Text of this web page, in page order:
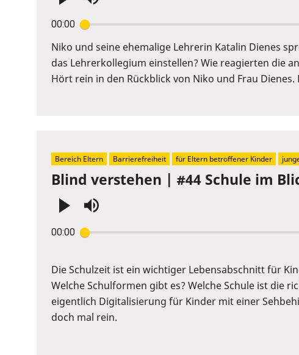
00:00
Enter
or
Space
to
Niko und seine ehemalige Lehrerin Katalin Dienes
das Lehrerkollegium einstellen? Wie reagierten die
Hört rein in den Rückblick von Niko und Frau Dienes.
Blind verstehen | #44 Schule im
00:00
Enter
Space
to
show
volume
Die Schulzeit ist ein wichtiger Lebensabschnitt für
Welche Schulformen gibt es? Welche Schule ist die
eigentlich Digitalisierung für Kinder mit einer
doch mal rein.
Bereich Eltern Barrierefreiheit für Eltern betroffener Kinder